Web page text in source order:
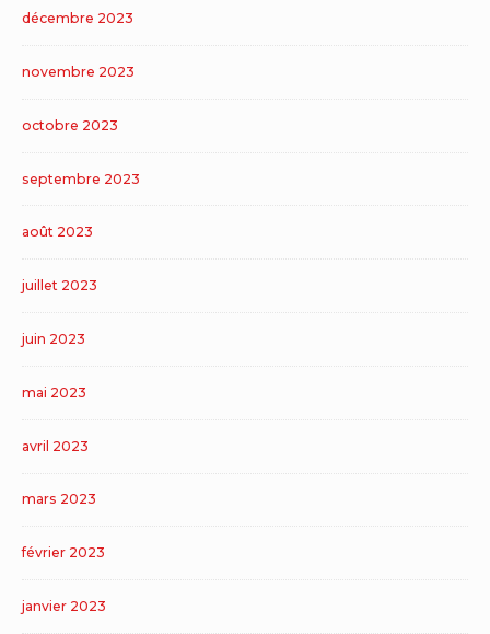
décembre 2023
novembre 2023
octobre 2023
septembre 2023
août 2023
juillet 2023
juin 2023
mai 2023
avril 2023
mars 2023
février 2023
janvier 2023